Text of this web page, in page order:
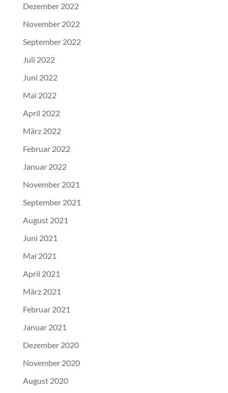
Dezember 2022
November 2022
September 2022
Juli 2022
Juni 2022
Mai 2022
April 2022
März 2022
Februar 2022
Januar 2022
November 2021
September 2021
August 2021
Juni 2021
Mai 2021
April 2021
März 2021
Februar 2021
Januar 2021
Dezember 2020
November 2020
August 2020